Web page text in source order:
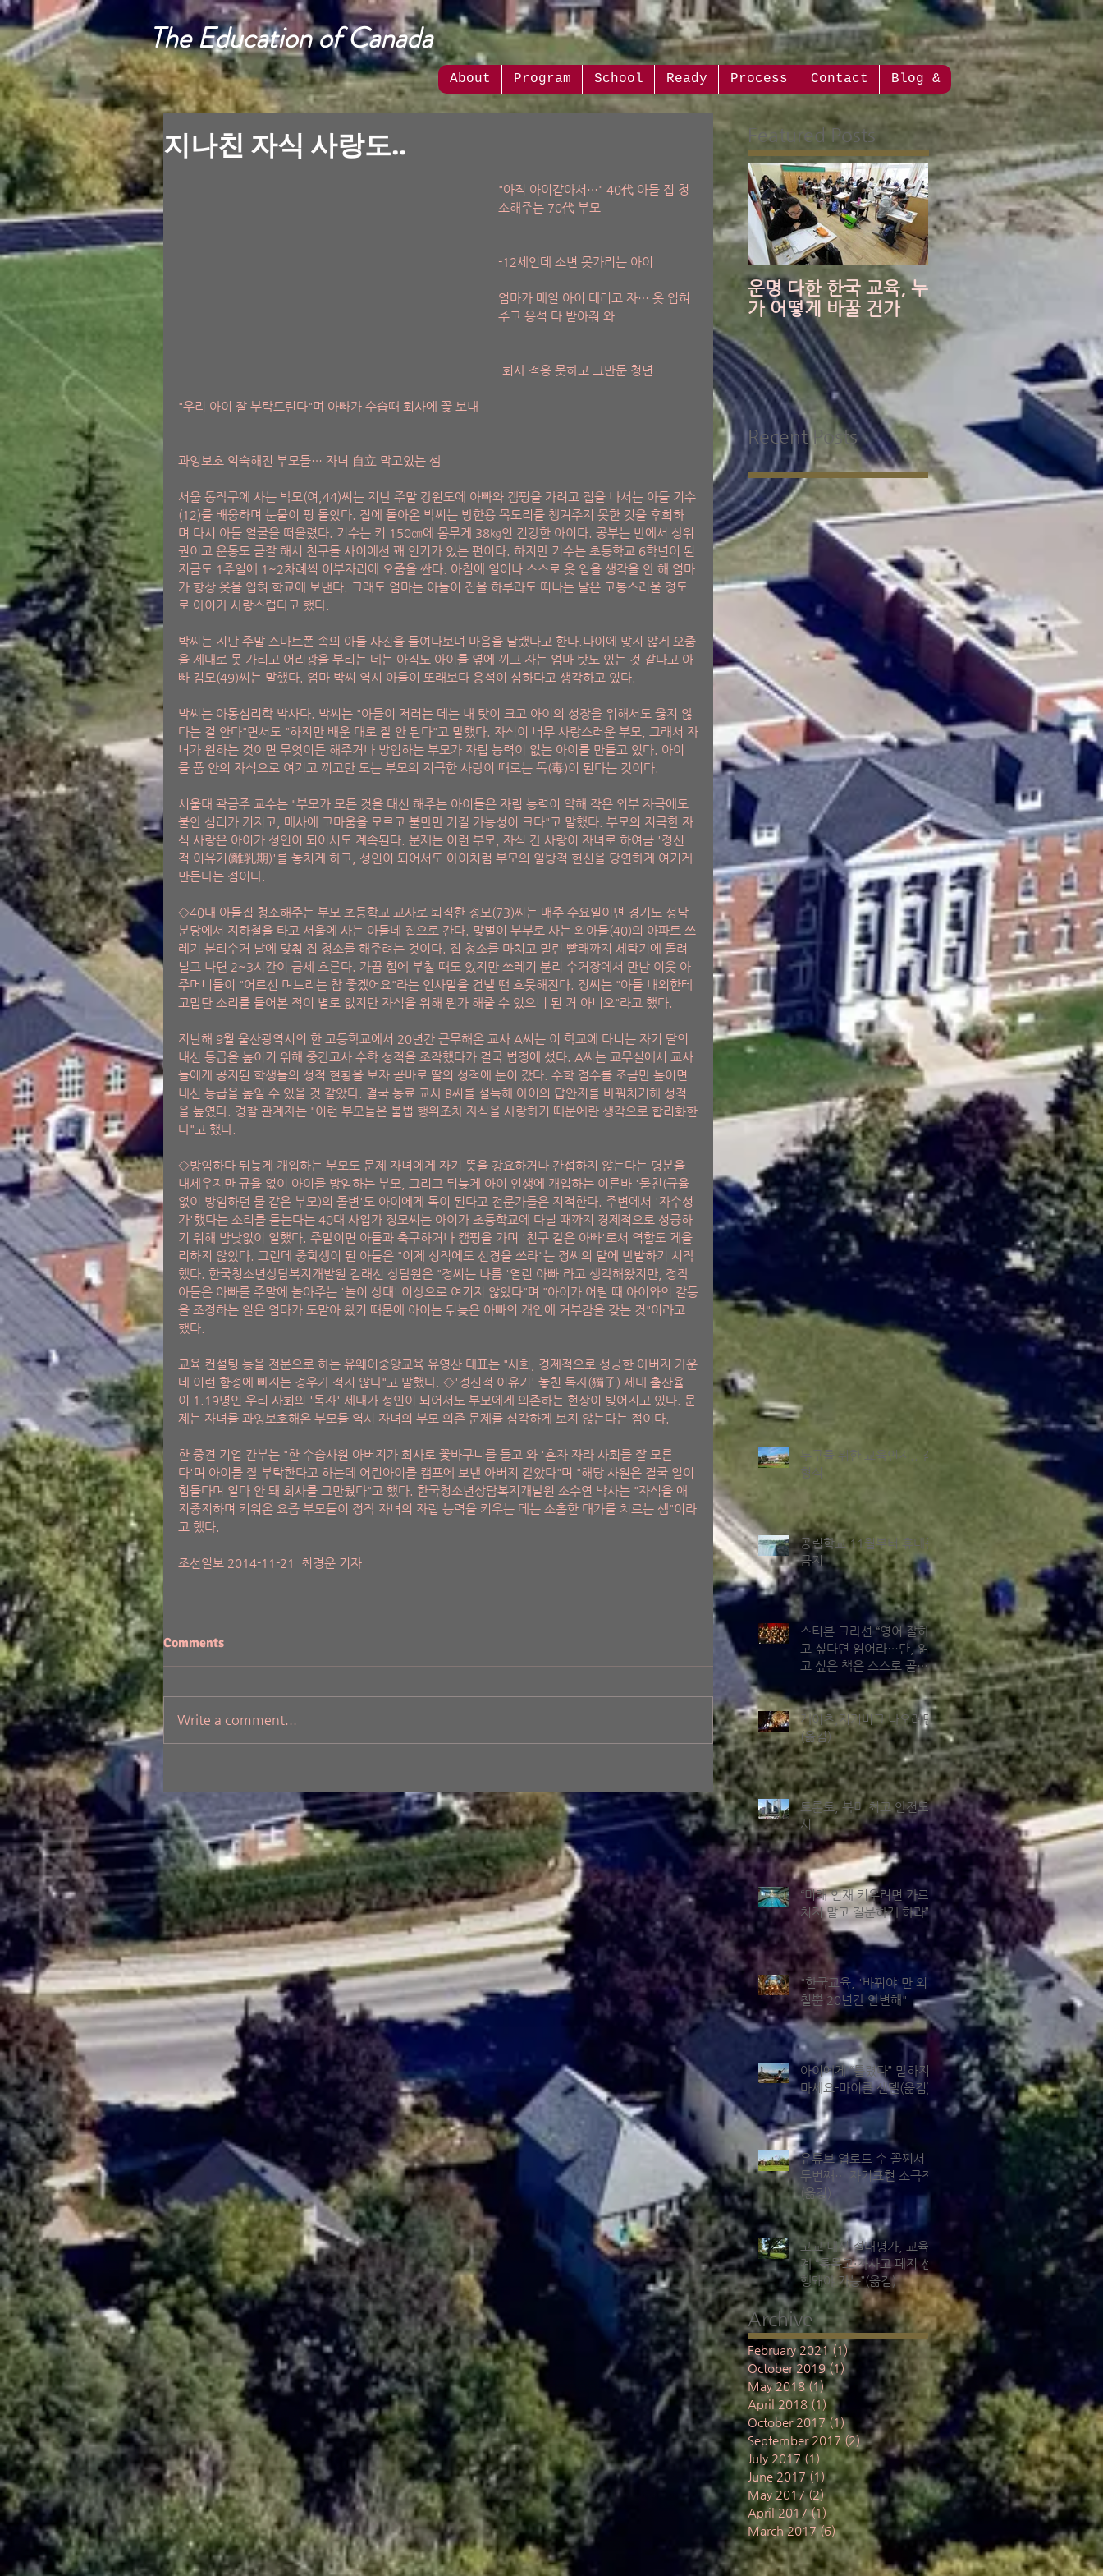
The Education of Canada
About Program School Ready Process Contact Blog &
지나친 자식 사랑도..
"아직 아이같아서…" 40代 아들 집 청
소해주는 70代 부모
-12세인데 소변 못가리는 아이
엄마가 매일 아이 데리고 자… 옷 입혀
주고 응석 다 받아줘 와
-회사 적응 못하고 그만둔 청년
"우리 아이 잘 부탁드린다"며 아빠가 수습때 회사에 꽃 보내
과잉보호 익숙해진 부모들… 자녀 自立 막고있는 셈
서울 동작구에 사는 박모(여,44)씨는 지난 주말 강원도에 아빠와 캠핑을 가려고 집을 나서는 아들 기수
(12)를 배웅하며 눈물이 핑 돌았다. 집에 돌아온 박씨는 방한용 목도리를 챙겨주지 못한 것을 후회하
며 다시 아들 얼굴을 떠올렸다. 기수는 키 150㎝에 몸무게 38㎏인 건강한 아이다. 공부는 반에서 상위
권이고 운동도 곧잘 해서 친구들 사이에선 꽤 인기가 있는 편이다. 하지만 기수는 초등학교 6학년이 된
지금도 1주일에 1~2차례씩 이부자리에 오줌을 싼다. 아침에 일어나 스스로 옷 입을 생각을 안 해 엄마
가 항상 옷을 입혀 학교에 보낸다. 그래도 엄마는 아들이 집을 하루라도 떠나는 날은 고통스러울 정도
로 아이가 사랑스럽다고 했다.
박씨는 지난 주말 스마트폰 속의 아들 사진을 들여다보며 마음을 달랬다고 한다.나이에 맞지 않게 오줌
을 제대로 못 가리고 어리광을 부리는 데는 아직도 아이를 옆에 끼고 자는 엄마 탓도 있는 것 같다고 아
빠 김모(49)씨는 말했다. 엄마 박씨 역시 아들이 또래보다 응석이 심하다고 생각하고 있다.
박씨는 아동심리학 박사다. 박씨는 "아들이 저러는 데는 내 탓이 크고 아이의 성장을 위해서도 옳지 않
다는 걸 안다"면서도 "하지만 배운 대로 잘 안 된다"고 말했다. 자식이 너무 사랑스러운 부모, 그래서 자
녀가 원하는 것이면 무엇이든 해주거나 방임하는 부모가 자립 능력이 없는 아이를 만들고 있다. 아이
를 품 안의 자식으로 여기고 끼고만 도는 부모의 지극한 사랑이 때로는 독(毒)이 된다는 것이다.
서울대 곽금주 교수는 "부모가 모든 것을 대신 해주는 아이들은 자립 능력이 약해 작은 외부 자극에도
불안 심리가 커지고, 매사에 고마움을 모르고 불만만 커질 가능성이 크다"고 말했다. 부모의 지극한 자
식 사랑은 아이가 성인이 되어서도 계속된다. 문제는 이런 부모, 자식 간 사랑이 자녀로 하여금 '정신
적 이유기(離乳期)'를 놓치게 하고, 성인이 되어서도 아이처럼 부모의 일방적 헌신을 당연하게 여기게
만든다는 점이다.
◇40대 아들집 청소해주는 부모 초등학교 교사로 퇴직한 정모(73)씨는 매주 수요일이면 경기도 성남
분당에서 지하철을 타고 서울에 사는 아들네 집으로 간다. 맞벌이 부부로 사는 외아들(40)의 아파트 쓰
레기 분리수거 날에 맞춰 집 청소를 해주려는 것이다. 집 청소를 마치고 밀린 빨래까지 세탁기에 돌려
널고 나면 2~3시간이 금세 흐른다. 가끔 힘에 부칠 때도 있지만 쓰레기 분리 수거장에서 만난 이웃 아
주머니들이 "어르신 며느리는 참 좋겠어요"라는 인사말을 건넬 땐 흐뭇해진다. 정씨는 "아들 내외한테
고맙단 소리를 들어본 적이 별로 없지만 자식을 위해 뭔가 해줄 수 있으니 된 거 아니오"라고 했다.
지난해 9월 울산광역시의 한 고등학교에서 20년간 근무해온 교사 A씨는 이 학교에 다니는 자기 딸의
내신 등급을 높이기 위해 중간고사 수학 성적을 조작했다가 결국 법정에 섰다. A씨는 교무실에서 교사
들에게 공지된 학생들의 성적 현황을 보자 곧바로 딸의 성적에 눈이 갔다. 수학 점수를 조금만 높이면
내신 등급을 높일 수 있을 것 같았다. 결국 동료 교사 B씨를 설득해 아이의 답안지를 바꿔치기해 성적
을 높였다. 경찰 관계자는 "이런 부모들은 불법 행위조차 자식을 사랑하기 때문에란 생각으로 합리화한
다"고 했다.
◇방임하다 뒤늦게 개입하는 부모도 문제 자녀에게 자기 뜻을 강요하거나 간섭하지 않는다는 명분을
내세우지만 규율 없이 아이를 방임하는 부모, 그리고 뒤늦게 아이 인생에 개입하는 이른바 '물친(규율
없이 방임하던 물 같은 부모)의 돌변'도 아이에게 독이 된다고 전문가들은 지적한다. 주변에서 '자수성
가'했다는 소리를 듣는다는 40대 사업가 정모씨는 아이가 초등학교에 다닐 때까지 경제적으로 성공하
기 위해 밤낮없이 일했다. 주말이면 아들과 축구하거나 캠핑을 가며 '친구 같은 아빠'로서 역할도 게을
리하지 않았다. 그런데 중학생이 된 아들은 "이제 성적에도 신경을 쓰라"는 정씨의 말에 반발하기 시작
했다. 한국청소년상담복지개발원 김래선 상담원은 "정씨는 나름 '열린 아빠'라고 생각해왔지만, 정작
아들은 아빠를 주말에 놀아주는 '놀이 상대' 이상으로 여기지 않았다"며 "아이가 어릴 때 아이와의 갈등
을 조정하는 일은 엄마가 도맡아 왔기 때문에 아이는 뒤늦은 아빠의 개입에 거부감을 갖는 것"이라고
했다.
교육 컨설팅 등을 전문으로 하는 유웨이중앙교육 유영산 대표는 "사회, 경제적으로 성공한 아버지 가운
데 이런 함정에 빠지는 경우가 적지 않다"고 말했다. ◇'정신적 이유기' 놓친 독자(獨子) 세대 출산율
이 1.19명인 우리 사회의 '독자' 세대가 성인이 되어서도 부모에게 의존하는 현상이 빚어지고 있다. 문
제는 자녀를 과잉보호해온 부모들 역시 자녀의 부모 의존 문제를 심각하게 보지 않는다는 점이다.
한 중견 기업 간부는 "한 수습사원 아버지가 회사로 꽃바구니를 들고 와 '혼자 자라 사회를 잘 모른
다'며 아이를 잘 부탁한다고 하는데 어린아이를 캠프에 보낸 아버지 같았다"며 "해당 사원은 결국 일이
힘들다며 얼마 안 돼 회사를 그만뒀다"고 했다. 한국청소년상담복지개발원 소수연 박사는 "자식을 애
지중지하며 키워온 요즘 부모들이 정작 자녀의 자립 능력을 키우는 데는 소홀한 대가를 치르는 셈"이라
고 했다.
조선일보 2014-11-21  최경운 기자
Comments
Write a comment...
Featured Posts
운명 다한 한국 교육, 누
가 어떻게 바꿀 건가
Recent Posts
누구를 위한 교육인지.. 김
형석
공립학교 11월부터 휴대폰
금지
스티븐 크라션 “영어 잘하
고 싶다면 읽어라…단, 읽
고 싶은 책은 스스로 골라
게이츠,저커버그 나오려면
(옮김)
토론토, 북미 최고 안전도
시
“미래 인재 키우려면 가르
치지 말고 질문하게 하라”
"한국교육, '바꿔야'만 외
칠뿐 20년간 안변해"
아이에게 “틀렸다” 말하지
마세요-마이클 샌델(옮김)
유튜브 업로드 수 꼴찌서
두번째… 자기표현 소극적
(옮김)
고교 내신 절대평가, 교육
계 “특목고·자사고 폐지 선
행돼야 가능”(옮김)
Archive
February 2021 (1)1 post
October 2019 (1) 1 post
May 2018 (1)1 post
April 2018 (1)1 post
October 2017 (1)1 post
September 2017 (2)2 posts
July 2017 (1) 1 post
June 2017 (1) 1 post
May 2017 (2)2 posts
April 2017 (1) 1 post
March 2017 (6)6 posts